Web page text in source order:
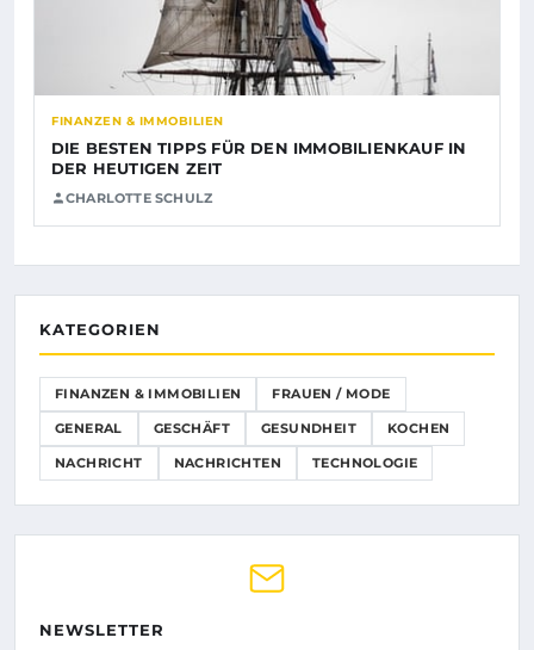
FINANZEN & IMMOBILIEN
DIE BESTEN TIPPS FÜR DEN IMMOBILIENKAUF IN
DER HEUTIGEN ZEIT
CHARLOTTE SCHULZ
KATEGORIEN
FINANZEN & IMMOBILIEN FRAUEN / MODE
GENERAL GESCHÄFT GESUNDHEIT KOCHEN
NACHRICHT NACHRICHTEN TECHNOLOGIE
NEWSLETTER